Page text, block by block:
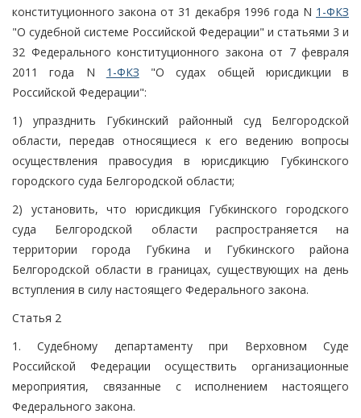
конституционного закона от 31 декабря 1996 года N 1-ФКЗ
"О судебной системе Российской Федерации" и статьями 3 и
32 Федерального конституционного закона от 7 февраля
2011 года N 1-ФКЗ "О судах общей юрисдикции в
Российской Федерации":
1) упразднить Губкинский районный суд Белгородской
области, передав относящиеся к его ведению вопросы
осуществления правосудия в юрисдикцию Губкинского
городского суда Белгородской области;
2) установить, что юрисдикция Губкинского городского
суда Белгородской области распространяется на
территории города Губкина и Губкинского района
Белгородской области в границах, существующих на день
вступления в силу настоящего Федерального закона.
Статья 2
1. Судебному департаменту при Верховном Суде
Российской Федерации осуществить организационные
мероприятия, связанные с исполнением настоящего
Федерального закона.